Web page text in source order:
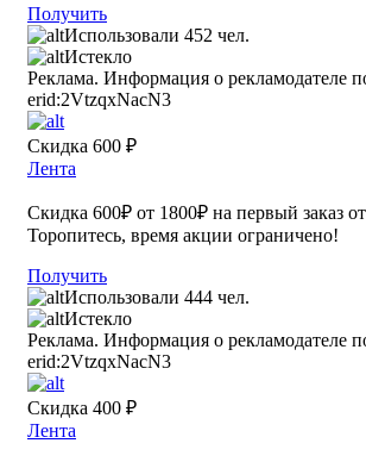
Получить
Использовали 452 чел.
Истекло
Реклама. Информация о рекламодателе
erid:2VtzqxNacN3
Скидка 600 ₽
Лента
Скидка 600₽ от 1800₽ на первый заказ
Торопитесь, время акции ограничено!
Получить
Использовали 444 чел.
Истекло
Реклама. Информация о рекламодателе
erid:2VtzqxNacN3
Скидка 400 ₽
Лента